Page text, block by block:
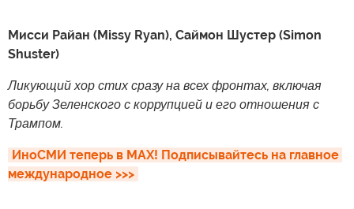
Мисси Райан (Missy Ryan), Саймон Шустер (Simon
Shuster)
Ликующий хор стих сразу на всех фронтах, включая
борьбу Зеленского с коррупцией и его отношения с
Трампом.
ИноСМИ теперь в MAX! Подписывайтесь на главное
международное >>>